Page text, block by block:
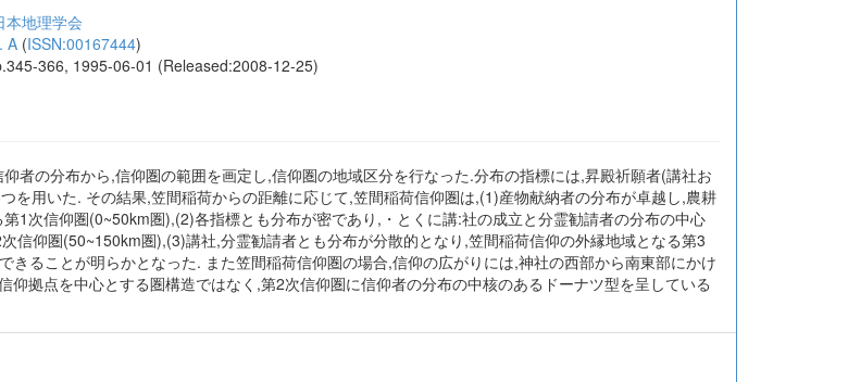
本地理学会
A (ISSN:00167444)
366, 1995-06-01 (Released:2008-12-25)
者の分布から,信仰圏の範囲を画定し,信仰圏の地域区分を行なった.分布の指標には,昇殿祈願者(講社お
を用いた. その結果,笠間稲荷からの距離に応じて,笠間稲荷信仰圏は,(1)産物献納者の分布が卓越し,農耕
1次信仰圏(0~50km圏),(2)各指標とも分布が密であり,・とくに講:社の成立と分霊勧請者の分布の中心
信仰圏(50~150km圏),(3)講社,分霊勧請者とも分布が分散的となり,笠間稲荷信仰の外縁地域となる第3
きることが明らかとなった. また笠間稲荷信仰圏の場合,信仰の広がりには,神社の西部から南東部にかけ
仰拠点を中心とする圏構造ではなく,第2次信仰圏に信仰者の分布の中核のあるドーナツ型を呈している